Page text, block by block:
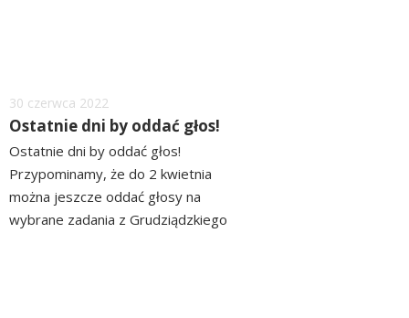
Dodano
30 czerwca 2022
Ostatnie dni by oddać głos!
Ostatnie dni by oddać głos!
Przypominamy, że do 2 kwietnia
można jeszcze oddać głosy na
wybrane zadania z Grudziądzkiego